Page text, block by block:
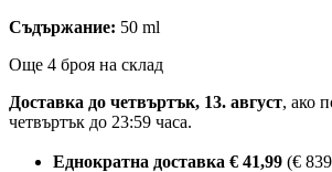
Съдържание: 50 ml
Още 4 броя на склад
Доставка до четвъртък, 13. август, ако
четвъртък до 23:59 часа.
Еднократна доставка € 41,99 (€